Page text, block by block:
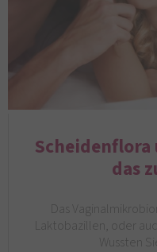
Scheidenflora
das
Das
Laktobazillen, oder
Wussten